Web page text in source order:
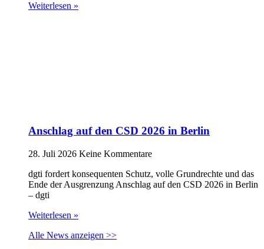
Weiterlesen »
Anschlag auf den CSD 2026 in Berlin
28. Juli 2026 Keine Kommentare
dgti fordert konsequenten Schutz, volle Grundrechte und das
Ende der Ausgrenzung Anschlag auf den CSD 2026 in Berlin
– dgti
Weiterlesen »
Alle News anzeigen >>